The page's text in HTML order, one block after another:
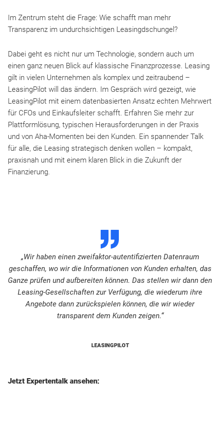
Im Zentrum steht die Frage: Wie schafft man mehr
Transparenz im undurchsichtigen Leasingdschungel?
Dabei geht es nicht nur um Technologie, sondern auch um
einen ganz neuen Blick auf klassische Finanzprozesse. Leasing
gilt in vielen Unternehmen als komplex und zeitraubend –
LeasingPilot will das ändern. Im Gespräch wird gezeigt, wie
LeasingPilot mit einem datenbasierten Ansatz echten Mehrwert
für CFOs und Einkaufsleiter schafft. Erfahren Sie mehr zur
Plattformlösung, typischen Herausforderungen in der Praxis
und von Aha-Momenten bei den Kunden. Ein spannender Talk
für alle, die Leasing strategisch denken wollen – kompakt,
praxisnah und mit einem klaren Blick in die Zukunft der
Finanzierung.
D
„Wir haben einen zweifaktor-autentifizierten Datenraum
geschaffen, wo wir die Informationen von Kunden erhalten, das
Ganze prüfen und aufbereiten können. Das stellen wir dann den
Leasing-Gesellschaften zur Verfügung, die wiederum ihre
Angebote dann zurückspielen können, die wir wieder
transparent dem Kunden zeigen.“
LEASINGPILOT
Jetzt Expertentalk ansehen: